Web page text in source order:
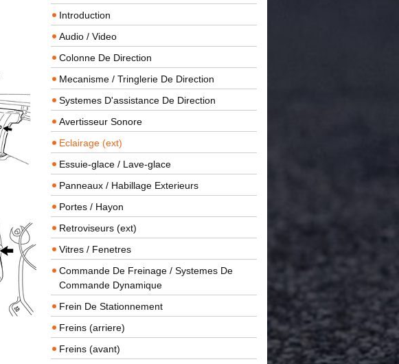
Introduction
Audio / Video
Colonne De Direction
Mecanisme / Tringlerie De Direction
Systemes D'assistance De Direction
Avertisseur Sonore
Eclairage (ext)
Essuie-glace / Lave-glace
Panneaux / Habillage Exterieurs
Portes / Hayon
Retroviseurs (ext)
Vitres / Fenetres
Commande De Freinage / Systemes De
Commande Dynamique
Frein De Stationnement
Freins (arriere)
Freins (avant)